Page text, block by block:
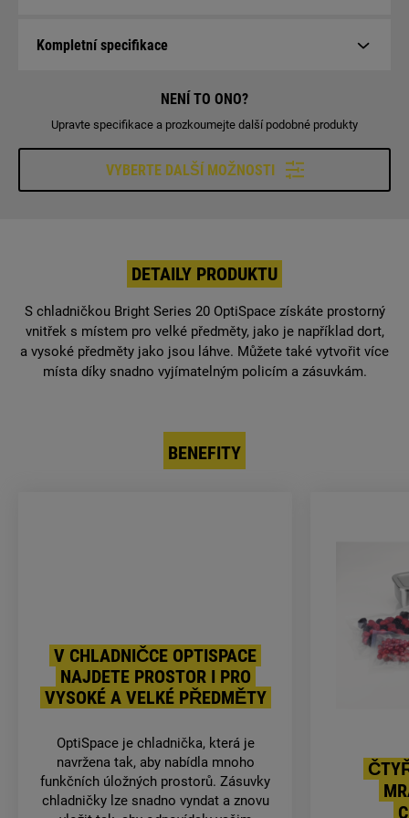
Kompletní specifikace
NENÍ TO ONO?
Upravte specifikace a prozkoumejte další podobné produkty
VYBERTE DALŠÍ MOŽNOSTI
DETAILY PRODUKTU
S chladničkou Bright Series 20 OptiSpace získáte prostorný
vnitřek s místem pro velké předměty, jako je například dort,
a vysoké předměty jako jsou láhve. Můžete také vytvořit více
místa díky snadno vyjímatelným policím a zásuvkám.
BENEFITY
V CHLADNIČCE OPTISPACE
NAJDETE PROSTOR I PRO
VYSOKÉ A VELKÉ PŘEDMĚTY
OptiSpace je chladnička, která je
navržena tak, aby nabídla mnoho
funkčních úložných prostorů. Zásuvky
chladničky lze snadno vyndat a znovu